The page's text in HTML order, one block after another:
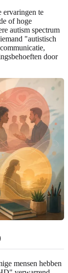
ervaringen te
of hoge
autism spectrum
"autistisch
door
mensen hebben